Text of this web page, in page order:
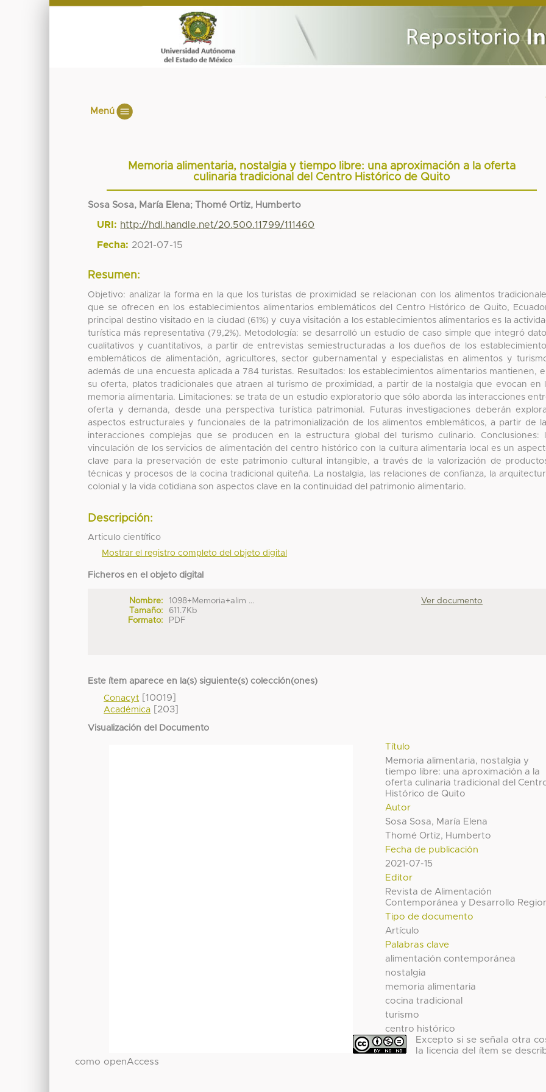
Menú
Memoria alimentaria, nostalgia y tiempo libre: una aproximación a la oferta
culinaria tradicional del Centro Histórico de Quito
Sosa Sosa, María Elena; Thomé Ortiz, Humberto
URI: http://hdl.handle.net/20.500.11799/111460
Fecha: 2021-07-15
Resumen:
Objetivo: analizar la forma en la que los turistas de proximidad se relacionan con los alimentos
que se ofrecen en los establecimientos alimentarios emblemáticos del Centro Histórico de Quito,
principal destino visitado en la ciudad (61%) y cuya visitación a los establecimientos alimentarios es la
turística más representativa (79,2%). Metodología: se desarrolló un estudio de caso simple que integró
cualitativos y cuantitativos, a partir de entrevistas semiestructuradas a los dueños de los
emblemáticos de alimentación, agricultores, sector gubernamental y especialistas en alimentos y
además de una encuesta aplicada a 784 turistas. Resultados: los establecimientos alimentarios mantienen,
su oferta, platos tradicionales que atraen al turismo de proximidad, a partir de la nostalgia que evocan en
memoria alimentaria. Limitaciones: se trata de un estudio exploratorio que sólo aborda las interacciones
oferta y demanda, desde una perspectiva turística patrimonial. Futuras investigaciones deberán
aspectos estructurales y funcionales de la patrimonialización de los alimentos emblemáticos, a partir de
interacciones complejas que se producen en la estructura global del turismo culinario. Conclusiones:
vinculación de los servicios de alimentación del centro histórico con la cultura alimentaria local es un
clave para la preservación de este patrimonio cultural intangible, a través de la valorización de
técnicas y procesos de la cocina tradicional quiteña. La nostalgia, las relaciones de confianza, la
colonial y la vida cotidiana son aspectos clave en la continuidad del patrimonio alimentario.
Descripción:
Articulo científico
Mostrar el registro completo del objeto digital
Ficheros en el objeto digital
Nombre:
1098+Memoria+alim ...
Tamaño:
611.7Kb
Formato:
PDF
Ver documento
Este ítem aparece en la(s) siguiente(s) colección(ones)
Conacyt [10019]
Académica [203]
Visualización del Documento
Título
Memoria alimentaria, nostalgia y
tiempo libre: una aproximación a la
oferta culinaria tradicional del
Histórico de Quito
Autor
Sosa Sosa, María Elena
Thomé Ortiz, Humberto
Fecha de publicación
2021-07-15
Editor
Revista de Alimentación
Contemporánea y Desarrollo
Tipo de documento
Artículo
Palabras clave
alimentación contemporánea
nostalgia
memoria alimentaria
cocina tradicional
turismo
centro histórico
Excepto si se señala otra
la licencia del ítem se
como openAccess